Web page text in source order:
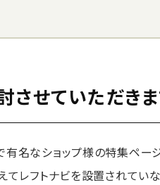
させていただき
名なショップ様の特集ペー
てレフトナビを設置されてい